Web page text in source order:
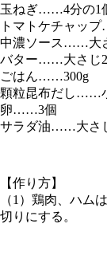
玉ねぎ……4分の1
トマトケチャッ
中濃ソース……大
バター……大さじ2
ごはん……300g
顆粒昆布だし……
卵……3個
サラダ油……大さ
【作り方】
（1）鶏肉、ハム
切りにする。